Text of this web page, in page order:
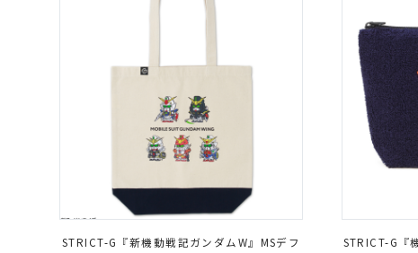
STRICT-G『新機動戦記ガンダムW』MSデフ
STRICT-G『